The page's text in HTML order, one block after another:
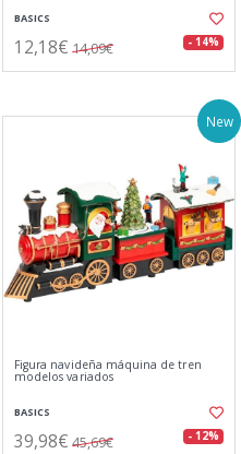
BASICS
12,18€ 14,09€ - 14%
New
Figura navideña máquina de tren
modelos variados
BASICS
39,98€ 45,69€ - 12%